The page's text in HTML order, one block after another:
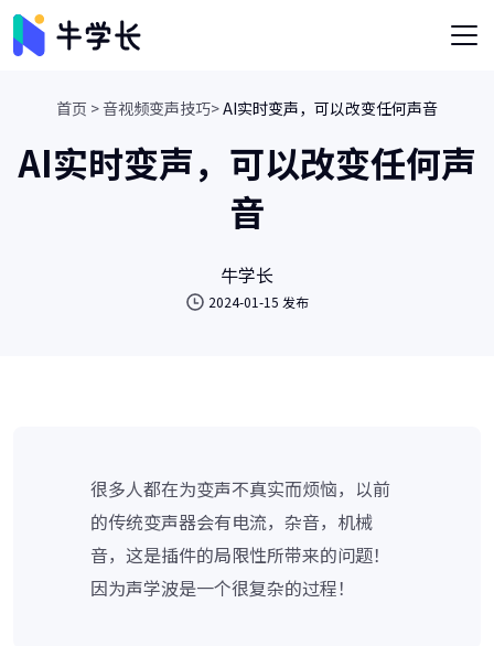
首页 >音视频变声技巧>AI实时变声，可以改变任何声音
AI实时变声，可以改变任何声
音
牛学长
2024-01-15 发布
很多人都在为变声不真实而烦恼，以前
的传统变声器会有电流，杂音，机械
音，这是插件的局限性所带来的问题！
因为声学波是一个很复杂的过程！